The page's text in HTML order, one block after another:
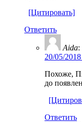
[Цитировать]
Ответить
Aida:
20/05/
Похоже,
до
Ответить